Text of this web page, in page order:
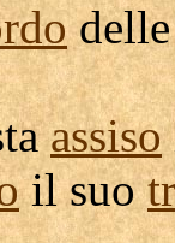
assiso
il suo